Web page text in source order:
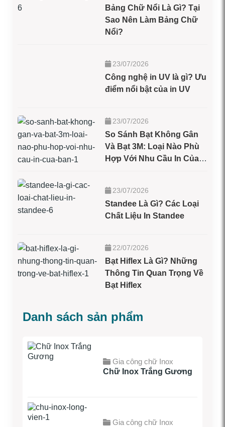
Bảng Chữ Nổi Là Gì? Tại
Sao Nên Làm Bảng Chữ
Nổi?
23/07/2026
Công nghệ in UV là gì? Ưu
điểm nổi bật của in UV
23/07/2026
So Sánh Bạt Không Gân
Và Bạt 3M: Loại Nào Phù
Hợp Với Nhu Cầu In Của
23/07/2026
Standee Là Gì? Các Loại
Chất Liệu In Standee
22/07/2026
Bạt Hiflex Là Gì? Những
Thông Tin Quan Trọng Về
Bạt Hiflex
Danh sách sản phẩm
Gia công chữ Inox
Chữ Inox Trắng Gương
Gia công chữ Inox